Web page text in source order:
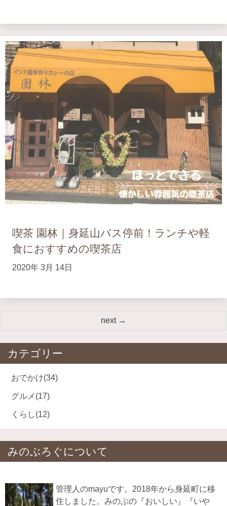
喫茶 園林｜身延山バス停前！ランチや軽
食におすすめの喫茶店
2020年 3月 14日
next →
カテゴリー
おでかけ(34)
グルメ (17)
くらし(12)
みのぶろぐについて
管理人のmayuです。2018年から身延町に移
住しました。みのぶの『おいしい』『いや